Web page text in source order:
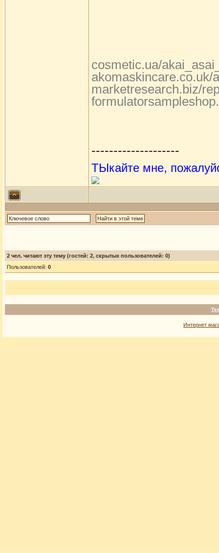
cosmetic.ua/
akomaskincare.co.uk/
marketresearch.biz/
--------------------
ТЫкайте мне,
2чел. читают эту тему (гостей: 2, скрытых пользователей: 0)
Пользователей: 0
Интернет